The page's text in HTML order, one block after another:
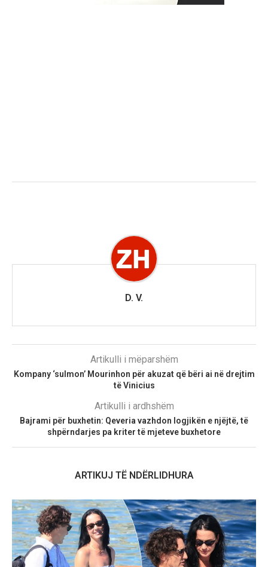
D. V.
Artikulli i mëparshëm
Kompany ‘sulmon’ Mourinhon për akuzat që bëri ai në drejtim
të Vinicius
Artikulli i ardhshëm
Bajrami për buxhetin: Qeveria vazhdon logjikën e njëjtë, të
shpërndarjes pa kriter të mjeteve buxhetore
ARTIKUJ TË NDËRLIDHURA